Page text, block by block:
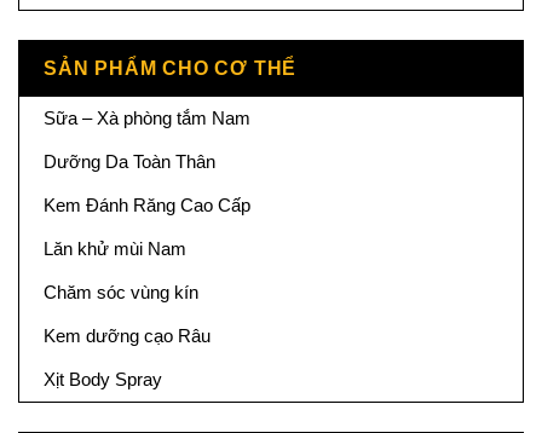
SẢN PHẨM CHO CƠ THỂ
Sữa – Xà phòng tắm Nam
Dưỡng Da Toàn Thân
Kem Đánh Răng Cao Cấp
Lăn khử mùi Nam
Chăm sóc vùng kín
Kem dưỡng cạo Râu
Xịt Body Spray